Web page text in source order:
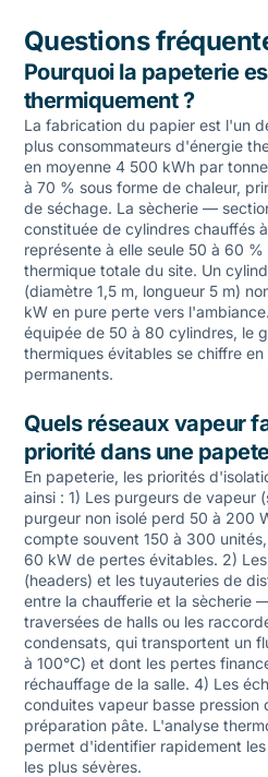
Questions
Pourquoi la papeterie
thermiquement ?
La fabrication du papier est l'un
plus consommateurs d'énergie
en moyenne 4 500 kWh par
à 70 % sous forme de chaleur,
de séchage. La sècherie —
constituée de cylindres chauffés
représente à elle seule 50 à 60
thermique totale du site. Un
(diamètre 1,5 m, longueur 5 m)
kW en pure perte vers
équipée de 50 à 80 cylindres, le
thermiques évitables se chiffre
permanents.
Quels réseaux vapeur
priorité dans une
En papeterie, les priorités
ainsi : 1) Les purgeurs de
purgeur non isolé perd 50 à 200
compte souvent 150 à 300
60 kW de pertes évitables. 2)
(headers) et les tuyauteries de
entre la chaufferie et la sècherie
traversées de halls ou les
condensats, qui transportent un
à 100°C) et dont les pertes
réchauffage de la salle. 4) Les
conduites vapeur basse pression
préparation pâte. L'analyse
permet d'identifier rapidement
les plus sévères.